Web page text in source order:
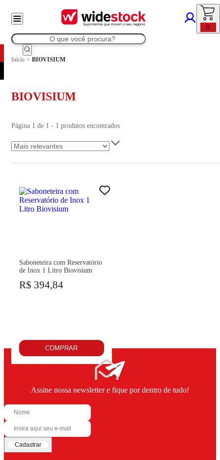
0
Início > BIOVISIUM
BIOVISIUM
Página 1 de 1 - 1 produtos encontrados
Saboneteira com Reservatório
de Inox 1 Litro Biovisium
R$ 394,84
COMPRAR
Assine nossa newsletter e fique por dentro de tudo!
Cadastrar